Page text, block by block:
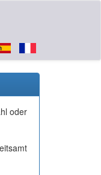
oder